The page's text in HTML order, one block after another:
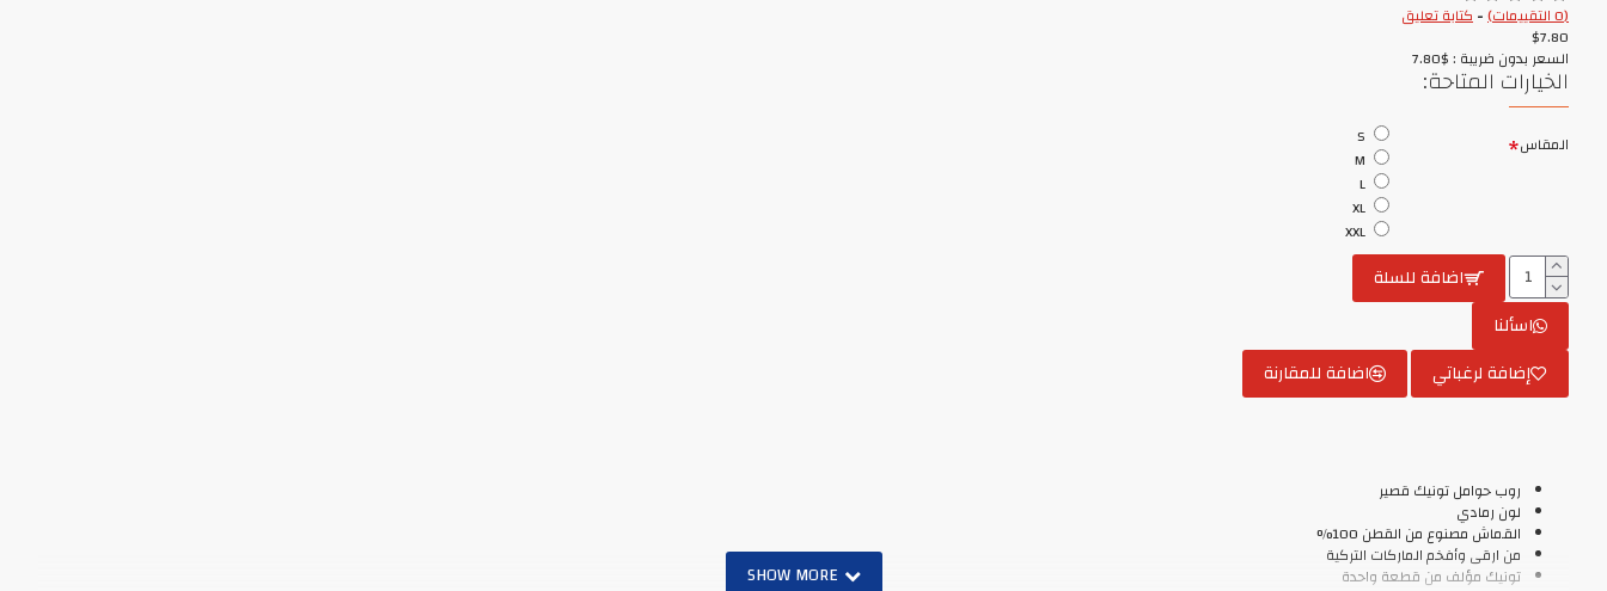
(0 التقييمات) -كتابة تعليق
$7.80
السعر بدون ضريبة : $7.80
الخيارات المتاحة:
المقاس
S
M
L
XL
XXL
اضافة للسلة
اسألنا
إضافة لرغباتي
اضافة للمقارنة
روب حوامل تونيك قصير
لون رمادي
القماش مصنوع من القطن 100%
من ارقى وأفخم الماركات التركية
تونيك مؤلف من قطعة واحدة